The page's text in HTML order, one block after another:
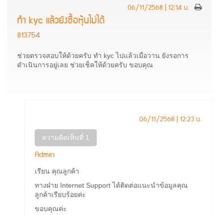
06/11/2568 | 12:14 น.
ทำ kyc แล้วยังซื้อหุ้นไม่ได้
813754
ช่วยตรวจสอบให้ด้วยครับ ทำ kyc ไปแล้วเมื่อวาน ยังรอการ
ดำเนินการอยู่เลย ช่วยเช็คให้ด้วยครับ ขอบคุณ
06/11/2568 | 12:23 น.
ความคิดเห็นที่ 1
Admin
เรียน คุณลูกค้า
ทางฝ่าย Internet Support ได้ติดต่อแนะนำข้อมูลคุณ
ลูกค้าเรียบร้อยค่ะ
ขอบคุณค่ะ